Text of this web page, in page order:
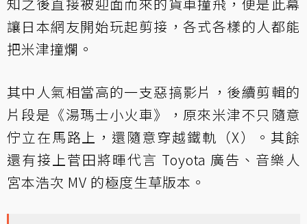
讓日本網友開始玩起剪接，各式各樣的人都能
把米津撞爛。
其中人氣相當高的一支惡搞影片，後續剪輯的
片段是《湯瑪士小火車》，原來米津不只隨意
佇立在馬路上，還隨意穿越鐵軌（X）。其餘
還有接上菅田將暉代言 Toyota 廣告、音樂人
宮本浩次 MV 的極度生草版本。